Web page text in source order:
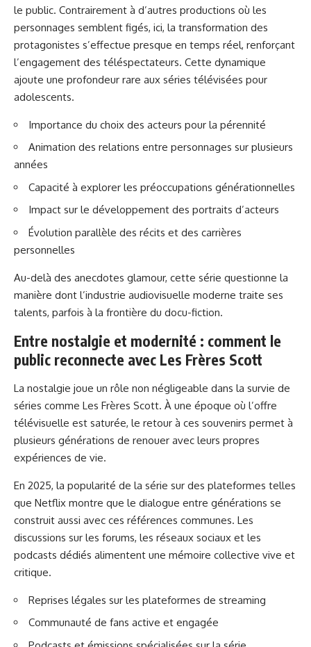
le public. Contrairement à d’autres productions où les
personnages semblent figés, ici, la transformation des
protagonistes s’effectue presque en temps réel, renforçant
l’engagement des téléspectateurs. Cette dynamique
ajoute une profondeur rare aux séries télévisées pour
adolescents.
Importance du choix des acteurs pour la pérennité
Animation des relations entre personnages sur plusieurs
années
Capacité à explorer les préoccupations générationnelles
Impact sur le développement des portraits d’acteurs
Évolution parallèle des récits et des carrières
personnelles
Au-delà des anecdotes glamour, cette série questionne la
manière dont l’industrie audiovisuelle moderne traite ses
talents, parfois à la frontière du docu-fiction.
Entre nostalgie et modernité : comment le
public reconnecte avec Les Frères Scott
La nostalgie joue un rôle non négligeable dans la survie de
séries comme Les Frères Scott. À une époque où l’offre
télévisuelle est saturée, le retour à ces souvenirs permet à
plusieurs générations de renouer avec leurs propres
expériences de vie.
En 2025, la popularité de la série sur des plateformes telles
que Netflix montre que le dialogue entre générations se
construit aussi avec ces références communes. Les
discussions sur les forums, les réseaux sociaux et les
podcasts dédiés alimentent une mémoire collective vive et
critique.
Reprises légales sur les plateformes de streaming
Communauté de fans active et engagée